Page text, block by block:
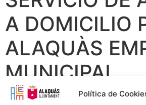
Política de
A DOMICILIO
ALAQUÀS
MUNICIPAL